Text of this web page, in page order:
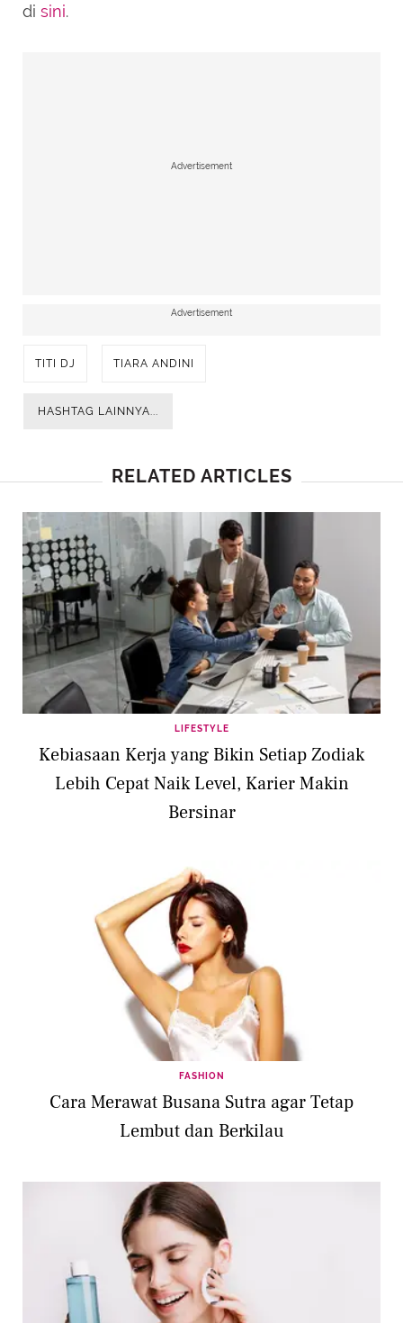
di sini.
Advertisement
Advertisement
TITI DJ TIARA ANDINI
HASHTAG LAINNYA...
RELATED ARTICLES
LIFESTYLE
Kebiasaan Kerja yang Bikin Setiap Zodiak
Lebih Cepat Naik Level, Karier Makin
Bersinar
FASHION
Cara Merawat Busana Sutra agar Tetap
Lembut dan Berkilau